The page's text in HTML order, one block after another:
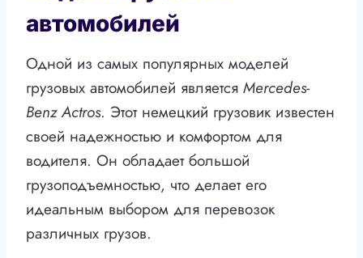
автомобилей
Одной из самых популярных моделей
грузовых автомобилей является Mercedes-
Benz Actros. Этот немецкий грузовик известен
своей надежностью и комфортом для
водителя. Он обладает большой
грузоподъемностью, что делает его
идеальным выбором для перевозок
различных грузов.